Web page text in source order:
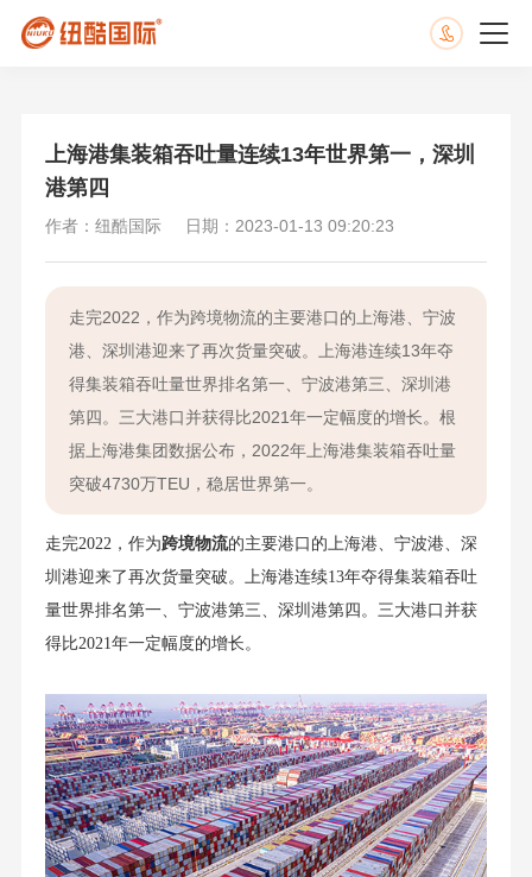
上海港集装箱吞吐量连续13年世界第一，深圳
港第四
作者：纽酷国际 日期：2023-01-13 09:20:23
走完2022，作为跨境物流的主要港口的上海港、宁波
港、深圳港迎来了再次货量突破。上海港连续13年夺
得集装箱吞吐量世界排名第一、宁波港第三、深圳港
第四。三大港口并获得比2021年一定幅度的增长。根
据上海港集团数据公布，2022年上海港集装箱吞吐量
突破4730万TEU，稳居世界第一。
走完2022，作为跨境物流的主要港口的上海港、宁波港、深
圳港迎来了再次货量突破。上海港连续13年夺得集装箱吞吐
量世界排名第一、宁波港第三、深圳港第四。三大港口并获
得比2021年一定幅度的增长。